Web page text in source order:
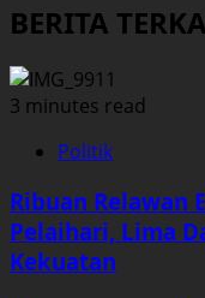
BERITA
3 minutes read
Politik
Ribuan Relawan
Pelaihari, Lima
Kekuatan